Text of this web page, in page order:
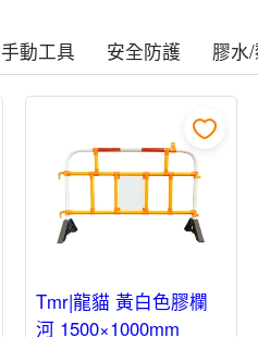
手動工具 安全防護 膠水
Tmr|龍貓 黃白色膠欄
河 1500×1000mm